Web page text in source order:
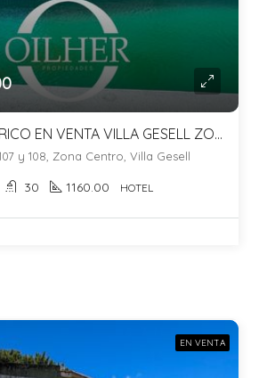
HOTEL HISTORICO EN VENTA VILLA GESELL ZONA CENTRO A 100MTS DE LA PLAYA!!
y 108, Zona Centro, Villa Gesell
30 1160.00 HOTEL
EN VENTA